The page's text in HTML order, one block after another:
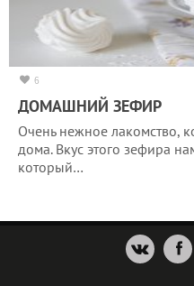
6
ДОМАШНИЙ ЗЕФИР
Очень нежное лакомство,
дома. Вкус этого зефира
который…